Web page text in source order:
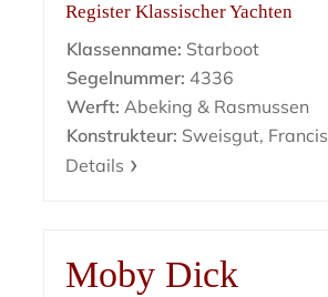
Register Klassischer Yachten
Klassenname: Starboot
Segelnummer: 4336
Werft: Abeking & Rasmussen
Konstrukteur: Sweisgut, Francis
Details
Moby Dick